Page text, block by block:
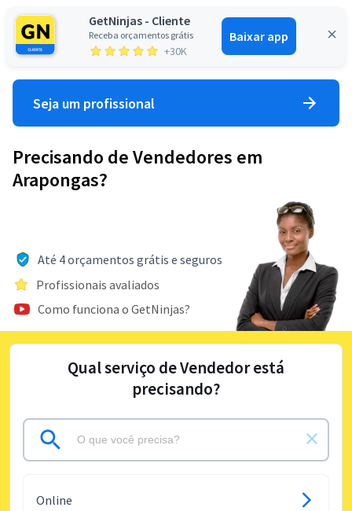
GetNinjas - Cliente
Receba orçamentos grátis
+30K
Baixar app
Entrar
Seja um profissional
Precisando de Vendedores em
Arapongas?
Até 4 orçamentos grátis e seguros
Profissionais avaliados
Como funciona o GetNinjas?
Qual serviço de Vendedor está
precisando?
Online